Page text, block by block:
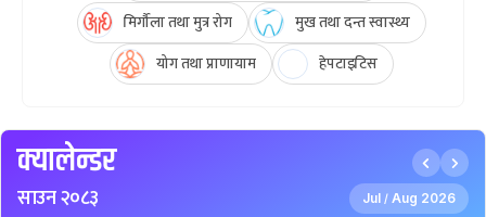
मिर्गौला तथा मुत्र रोग
मुख तथा दन्त स्वास्थ्य
योग तथा प्राणायाम
हेपटाइटिस
क्यालेन्डर
साउन २०८३ Jul / Aug 2026